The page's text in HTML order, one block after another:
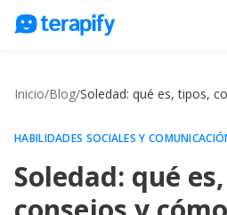
Opiniones
Empresas
Preguntas frecuentes
Inicio/Blog/Soledad: qué es, tipos,
HABILIDADES SOCIALES Y
Soledad: qué